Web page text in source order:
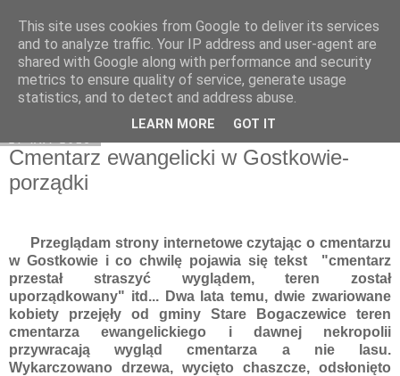
Moje miejsce
Cmentarz ewangelicki w Gostkowie-
porządki
Przeglądam strony internetowe czytając o cmentarzu
w Gostkowie i co chwilę pojawia się tekst "cmentarz
przestał straszyć wyglądem, teren został
uporządkowany" itd... Dwa lata temu, dwie zwariowane
kobiety przejęły od gminy Stare Bogaczewice teren
cmentarza ewangelickiego i dawnej nekropolii
przywracają wygląd cmentarza a nie lasu.
Wykarczowano drzewa, wycięto chaszcze, odsłonięto
This site uses cookies from Google to deliver its services
and to analyze traffic. Your IP address and user-agent are
shared with Google along with performance and security
metrics to ensure quality of service, generate usage
statistics, and to detect and address abuse.
LEARN MORE GOT IT